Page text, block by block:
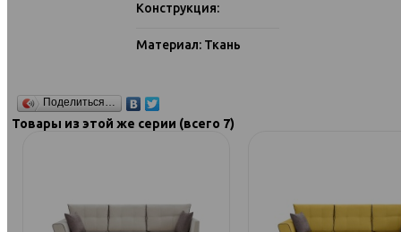
Конструкция:
Материал: Ткань
Поделиться…
Товары из этой же серии (всего 7)